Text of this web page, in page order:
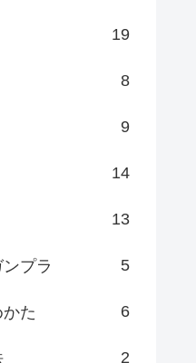
19
8
9
14
13
プラ 5
た 6
2